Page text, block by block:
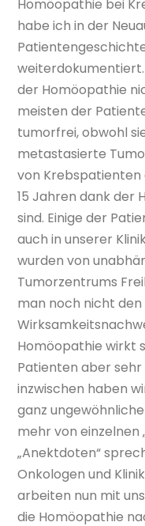
Homöopathie bei
habe ich in der
der Homöopathie
meisten der
tumorfrei, obwohl
metastasierte
von Krebspatienten
15 Jahren dank der
sind. Einige der
auch in unserer
wurden von
Tumorzentrums
man noch nicht
Homöopathie wirkt
Patienten aber sehr
inzwischen haben
ganz
mehr von einzelnen
„Anektdoten“
Onkologen und
arbeiten nun mit
die Homöopathie